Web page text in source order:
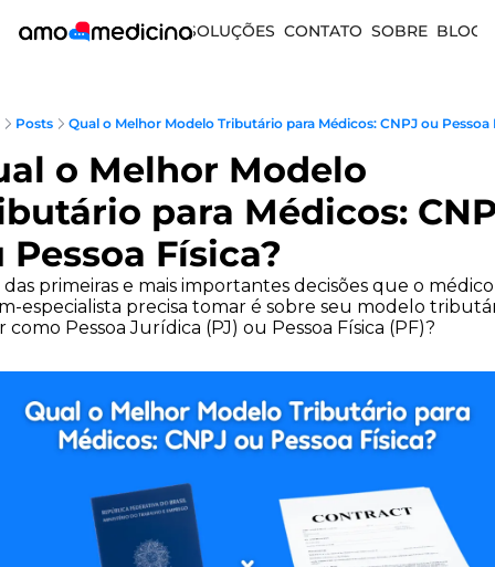
SOLUÇÕES CONTATO SOBRE BLOG
Posts Qual o Melhor Modelo Tributário para Médicos: CNPJ ou Pessoa
o Melhor Modelo
para Médicos:
Pessoa Física?
das primeiras e mais importantes decisões que o médico
especialista precisa tomar é sobre seu modelo
como Pessoa Jurídica (PJ) ou Pessoa Física (PF)?